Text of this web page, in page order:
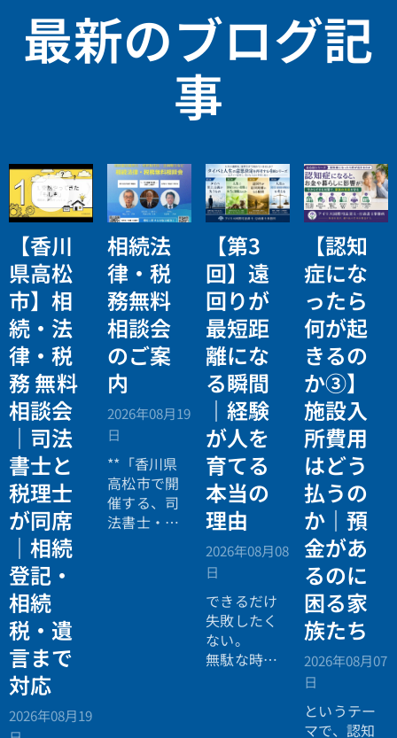
最新のブログ記
事
【香川
県高松
市】相
続・法
律・税
務 無料
相談会
｜司法
書士と
税理士
が同席
｜相続
登記・
相続
税・遺
言まで
対応
2026年08月19
相続法
律・税
務無料
相談会
のご案
内
2026年08月19
日
**「香川県
高松市で開
催する、司
法書士・税
【第3
回】遠
回りが
最短距
離にな
る瞬間
｜経験
が人を
育てる
本当の
理由
2026年08月08
日
できるだけ
失敗したく
ない。
無駄な時間
【認知
症にな
ったら
何が起
きるの
か③】
施設入
所費用
はどう
払うの
か｜預
金があ
るのに
困る家
族たち
2026年08月07
日
というテー
マで、認知